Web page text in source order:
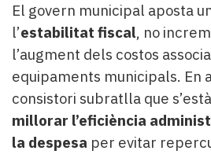
El govern municipal aposta
l’estabilitat fiscal, no
l’augment dels costos
equipaments municipals. En
consistori subratlla que
millorar l’eficiència
la despesa per evitar